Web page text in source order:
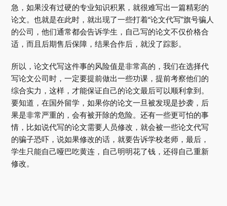
急，如果没有过硬的专业知识积累，就很难写出一篇精彩的
论文。也就是在此时，就出现了一些打着“论文代写”旗号骗人
的公司，他们通常都会告诉学生，自己写的论文不仅价格合
适，而且后期售后保障，结果合作后，就没了踪影。
所以，论文代写这件事的风险值是非常高的，我们在选择代
写论文公司时，一定要提前做出一些功课，提前考察他们的
综合实力，这样，才能保证自己的论文最后可以顺利拿到。
要知道，在国外留学，如果你的论文一旦被发现是抄袭，后
果是非常严重的，会有被开除的危险。还有一些更可怕的事
情，比如说代写的论文需要人员修改，就会被一些论文代写
的骗子恐吓，说如果修改的话，就要告诉学校老师，最后，
学生只能自己哑巴吃黄连，自己明明花了钱，还得自己重新
修改。